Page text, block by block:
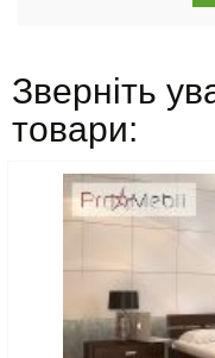
Зверніть
товари: